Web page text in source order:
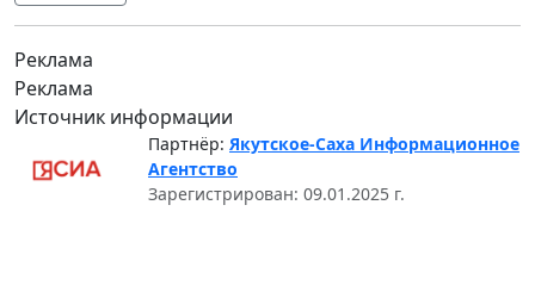
Реклама
Реклама
Источник информации
Партнёр: Якутское-Саха Информационное
Агентство
Зарегистрирован: 09.01.2025 г.